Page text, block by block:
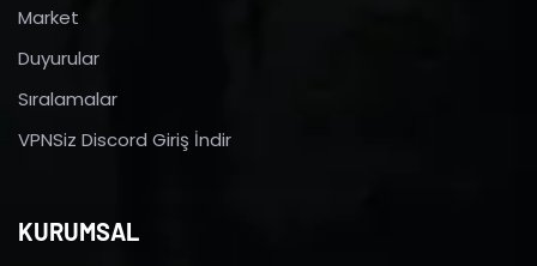
Market
Duyurular
Sıralamalar
VPNSiz Discord Giriş İndir
KURUMSAL